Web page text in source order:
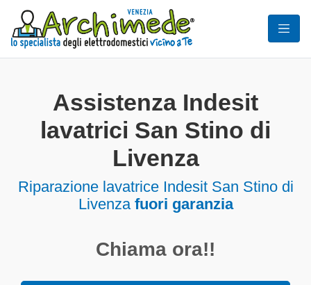
Assistenza Indesit
lavatrici San Stino di
Livenza
Riparazione lavatrice Indesit San Stino di
Livenza fuori garanzia
Chiama ora!!